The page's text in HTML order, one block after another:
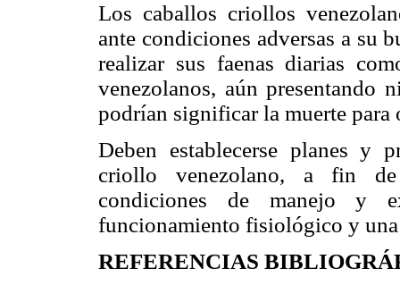
Los caballos criollos
ante condiciones adversas a su
realizar sus faenas diarias
venezolanos, aún
podrían significar la muerte para
Deben establecerse planes y
criollo venezolano, a fin de
condiciones de manejo y
funcionamiento fisiológico y una
REFERENCIAS